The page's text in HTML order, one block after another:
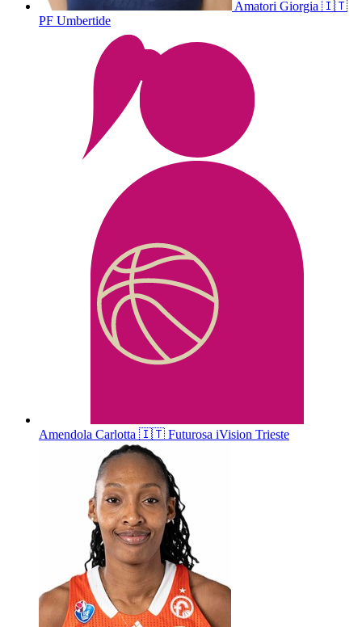
Amatori Giorgia 🇮🇹
PF Umbertide
Amendola Carlotta 🇮🇹 Futurosa iVision Trieste